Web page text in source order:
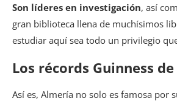
Son líderes en investigación, así
gran biblioteca llena de muchísimos
estudiar aquí sea todo un privilegio
Los récords Guinness
Así es, Almería no solo es famosa por